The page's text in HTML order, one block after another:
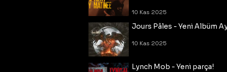
10 Kas 2025
Jours Pâles - Yeni Albüm
10 Kas 2025
Lynch Mob - Yeni parça!